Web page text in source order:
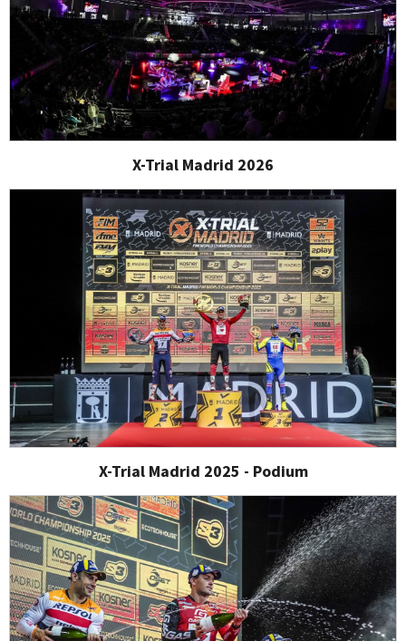
X-Trial Madrid 2026
X-Trial Madrid 2025 - Podium